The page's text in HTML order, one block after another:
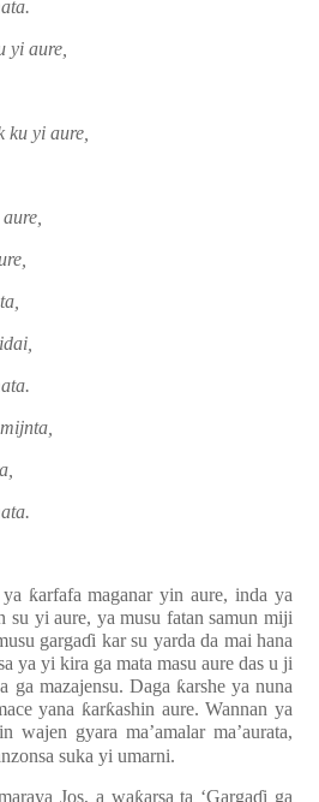
yi aure,
ku yi aure,
ƙarfafa maganar yin aure, inda ya
su yi aure, ya musu fatan samun miji
gargaɗi kar su yarda da mai hana
ya yi kira ga mata masu aure das u ji
ga mazajensu. Daga ƙarshe ya nuna
yana ƙarƙashin aure. Wannan ya
in wajen gyara ma’amalar ma’aurata,
suka yi umarni.
Jos, a waƙarsa ta ‘Gargaɗi ga